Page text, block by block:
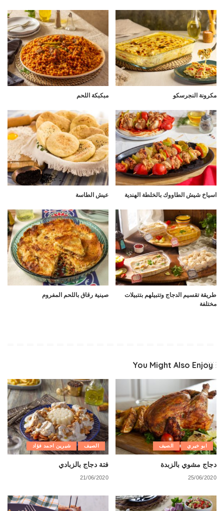
مكرونة النجرسكو مبكبكة اللحم
اسياخ شيش الطاووك بالخلطة الهندية عيش الطاسة
طريقة تقسيم الدجاج وتتبيلهم بتتبيلات
مختلفة
صينية رقاق باللحم المفروم
You Might Also Enjoy
ابو خيري الصيف
دجاج مشوي بالزبدة
25/06/2020
الصيف شيرين احمد فؤاد
فتة دجاج بالزبادي
21/06/2020